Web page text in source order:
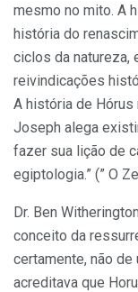
mesmo no mito. A
história do
ciclos da natureza,
reivindicações
A história de
Joseph alega
fazer sua lição de
egiptologia.” (” O
Dr. Ben
conceito da
certamente, não
acreditava que